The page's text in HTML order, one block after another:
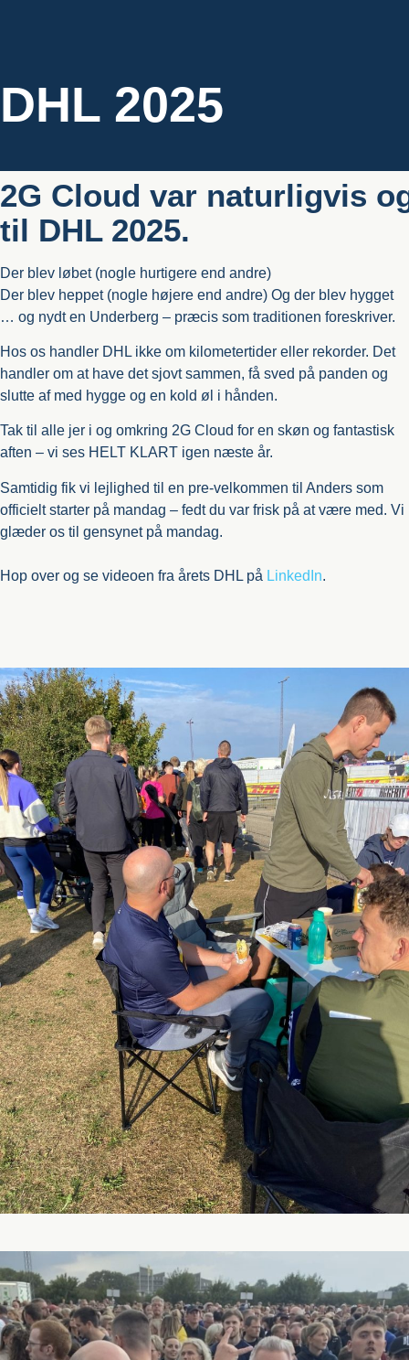
DHL 2025
2G Cloud var naturligvis
til DHL 2025.
Der blev løbet (nogle hurtigere end andre)
Der blev heppet (nogle højere end andre) Og der blev hygget
… og nydt en Underberg – præcis som traditionen foreskriver.
Hos os handler DHL ikke om kilometertider eller rekorder. Det
handler om at have det sjovt sammen, få sved på panden og
slutte af med hygge og en kold øl i hånden.
Tak til alle jer i og omkring 2G Cloud for en skøn og fantastisk
aften – vi ses HELT KLART igen næste år.
Samtidig fik vi lejlighed til en pre-velkommen til Anders som
officielt starter på mandag – fedt du var frisk på at være med. Vi
glæder os til gensynet på mandag.
Hop over og se videoen fra årets DHL på LinkedIn.